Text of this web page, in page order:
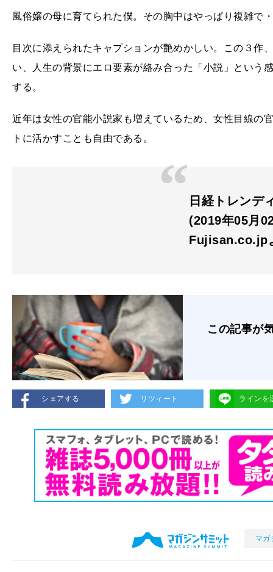
風俗嬢の母に育てられた僕。その胸中はやっぱり複雑で
目次に添えられたキャプションが艶めかしい。この３作
い、人生の背景にエロ要素が絡み合った「小説」という
する。
近年は女性の官能小説家も増えているため、女性目線の
トに活かすことも自由である。
日経トレンデ
(2019年05月
Fujisan.co.jp
この記事が
シェアする リツィート ラインを
マガ